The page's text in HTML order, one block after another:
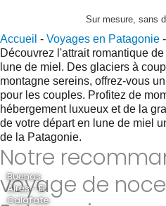
Sur mesure, sans
Accueil - Voyages en Patagonie -
Découvrez l'attrait romantique
lune de miel. Des glaciers à
montagne sereins, offrez-vous
pour les couples. Profitez de
hébergement luxueux et de la
de votre départ en lune de miel
de la Patagonie.
Notre
voyage de
Buenos
Aires - El
Calafate